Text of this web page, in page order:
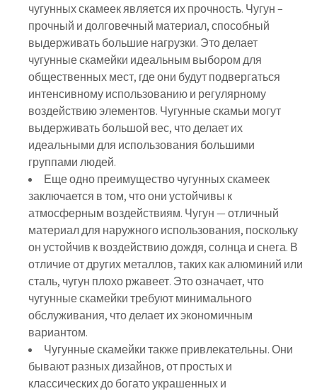
чугунных скамеек является их прочность. Чугун –
прочный и долговечный материал, способный
выдерживать большие нагрузки. Это делает
чугунные скамейки идеальным выбором для
общественных мест, где они будут подвергаться
интенсивному использованию и регулярному
воздействию элементов. Чугунные скамьи могут
выдерживать большой вес, что делает их
идеальными для использования большими
группами людей.
Еще одно преимущество чугунных скамеек
заключается в том, что они устойчивы к
атмосферным воздействиям. Чугун — отличный
материал для наружного использования, поскольку
он устойчив к воздействию дождя, солнца и снега. В
отличие от других металлов, таких как алюминий или
сталь, чугун плохо ржавеет. Это означает, что
чугунные скамейки требуют минимального
обслуживания, что делает их экономичным
вариантом.
Чугунные скамейки также привлекательны. Они
бывают разных дизайнов, от простых и
классических до богато украшенных и